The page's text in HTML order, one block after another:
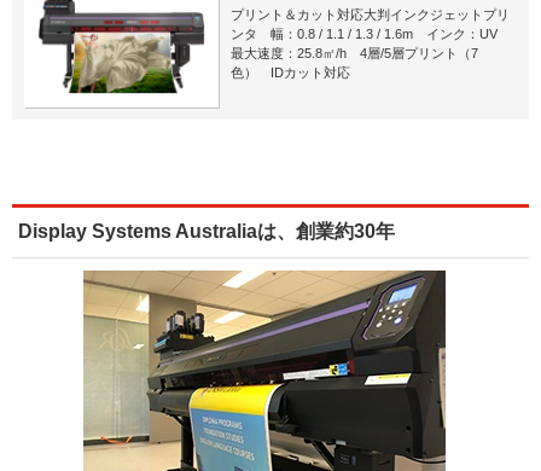
プリント＆カット対応大判インクジェットプリ
ンタ 幅：0.8 / 1.1 / 1.3 / 1.6m インク：UV
最大速度：25.8㎡/h 4層/5層プリント（7
色） IDカット対応
Display Systems Australiaは、創業約30年